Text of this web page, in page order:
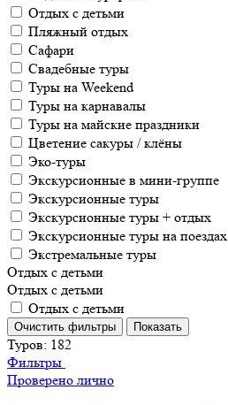
Отдых с детьми
Пляжный отдых
Сафари
Свадебные туры
Туры на Weekend
Туры на карнавалы
Туры на майские праздники
Цветение сакуры / клёны
Эко-туры
Экскурсионные в мини-группе
Экскурсионные туры
Экскурсионные туры + отдых
Экскурсионные туры на поездах
Экстремальные туры
Отдых с детьми
Отдых с детьми
Отдых с детьми
Туров: 182
Фильтры
Проверено лично